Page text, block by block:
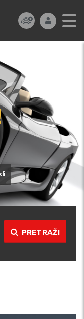
PRETRAŽI